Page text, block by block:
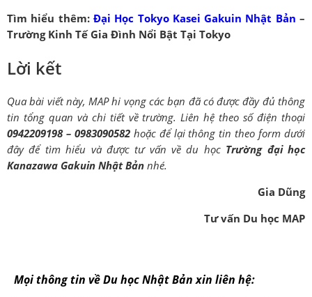
Tìm hiểu thêm: Đại Học Tokyo Kasei Gakuin Nhật Bản –
Trường Kinh Tế Gia Đình Nổi Bật Tại Tokyo
Lời kết
Qua bài viết này, MAP hi vọng các bạn đã có được đầy đủ thông
tin tổng quan và chi tiết về trường. Liên hệ theo số điện thoại
0942209198 – 0983090582hoặc để lại thông tin theo form dưới
đây để tìm hiểu và được tư vấn về du học Trường đại học
Kanazawa Gakuin Nhật Bản nhé.
Gia Dũng
Tư vấn Du học MAP
Mọi thông tin về Du học Nhật Bản xin liên hệ: